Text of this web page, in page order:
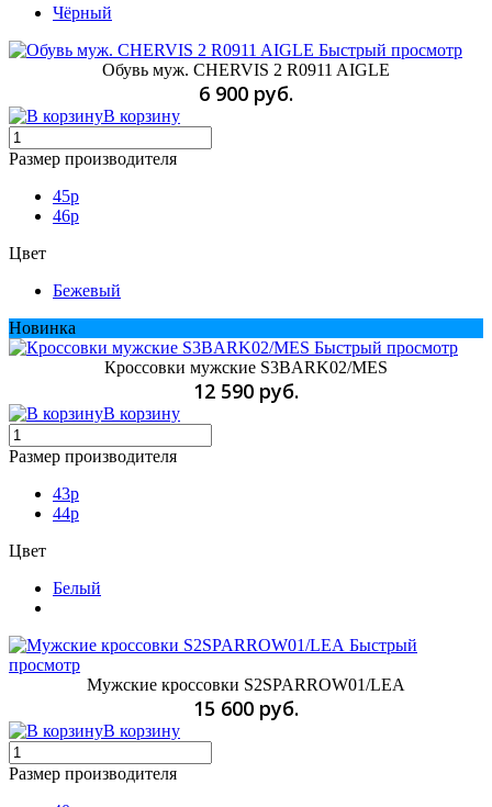
Чёрный
Быстрый просмотр
Обувь муж. CHERVIS 2 R0911 AIGLE
6 900 руб.
В корзину
Размер производителя
45p
46p
Цвет
Бежевый
Новинка
Быстрый просмотр
Кроссовки мужские S3BARK02/MES
12 590 руб.
В корзину
Размер производителя
43p
44p
Цвет
Белый
Быстрый
просмотр
Мужские кроссовки S2SPARROW01/LEA
15 600 руб.
В корзину
Размер производителя